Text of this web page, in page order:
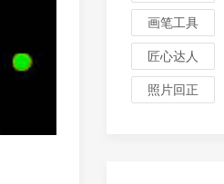
画笔工具
匠心达人
照片回正